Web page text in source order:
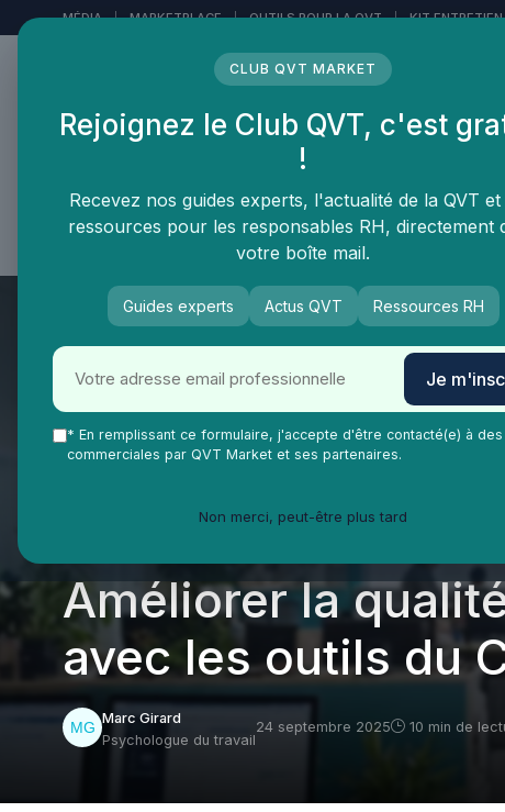
MÉDIA | MARKETPLACE | OUTILS POUR LA QVT | KIT
LE MÉDIA DES
Vie Ma Vie dans la QVT Tendances QVT
Améliorer la
avec les outils du
Marc Girard
Psychologue du travail
24 septembre 2025 10 min de
CLUB QVT MARKET
Rejoignez le Club QVT, c'est
!
Recevez nos guides experts, l'actualité de la QVT et
ressources pour les responsables RH, directement
votre boîte mail.
Guides experts Actus QVT Ressources RH
Je
* En remplissant ce formulaire, j'accepte d'être contacté(e) à
commerciales par QVT Market et ses partenaires.
Non merci, peut-être plus tard
Panneau de gestion des cookies